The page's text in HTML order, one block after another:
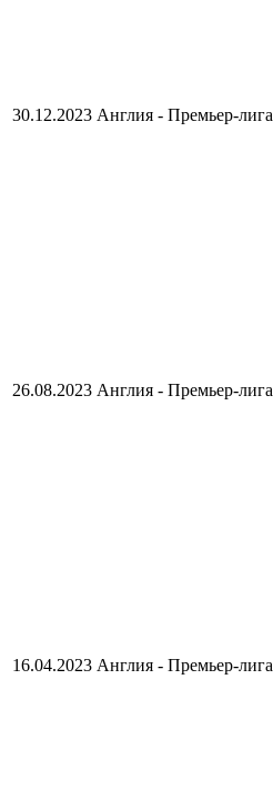
30.12.2023 Англия - Премьер-лига
26.08.2023 Англия - Премьер-лига
16.04.2023 Англия - Премьер-лига